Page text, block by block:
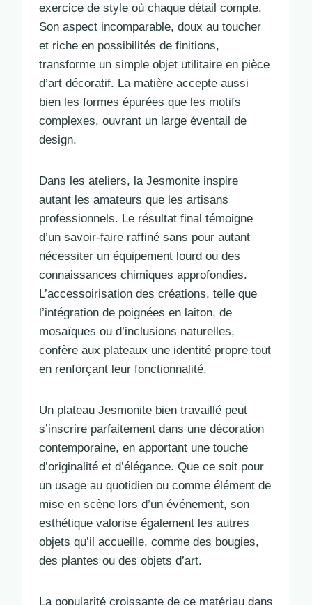
exercice de style où chaque détail compte.
Son aspect incomparable, doux au toucher
et riche en possibilités de finitions,
transforme un simple objet utilitaire en pièce
d’art décoratif. La matière accepte aussi
bien les formes épurées que les motifs
complexes, ouvrant un large éventail de
design.
Dans les ateliers, la Jesmonite inspire
autant les amateurs que les artisans
professionnels. Le résultat final témoigne
d’un savoir-faire raffiné sans pour autant
nécessiter un équipement lourd ou des
connaissances chimiques approfondies.
L’accessoirisation des créations, telle que
l’intégration de poignées en laiton, de
mosaïques ou d’inclusions naturelles,
confère aux plateaux une identité propre tout
en renforçant leur fonctionnalité.
Un plateau Jesmonite bien travaillé peut
s’inscrire parfaitement dans une décoration
contemporaine, en apportant une touche
d’originalité et d’élégance. Que ce soit pour
un usage au quotidien ou comme élément de
mise en scène lors d’un événement, son
esthétique valorise également les autres
objets qu’il accueille, comme des bougies,
des plantes ou des objets d’art.
La popularité croissante de ce matériau dans